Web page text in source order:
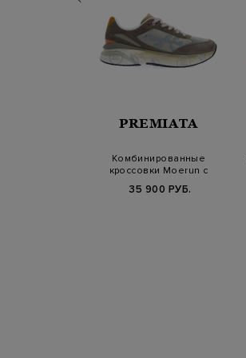
PREMIATA
Комбинированные
кроссовки Moerun с
35 900 РУБ.